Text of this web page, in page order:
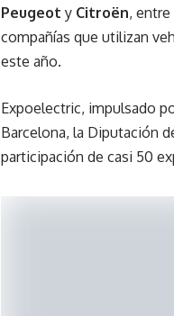
Peugeot y Citroën,
compañías que utilizan
este año.
Expoelectric, impulsado
Barcelona, la Diputación
participación de casi 50